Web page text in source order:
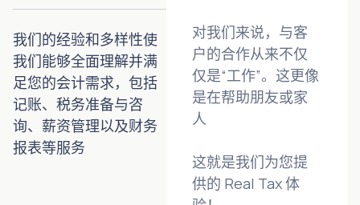
我们的经验和多样性使
我们能够全面理解并满
足您的会计需求，包括
记账、税务准备与咨
询、薪资管理以及财务
报表等服务
对我们来说，与客
户的合作从来不仅
仅是“工作”。这更像
是在帮助朋友或家
人
这就是我们为您提
供的 Real Tax 体